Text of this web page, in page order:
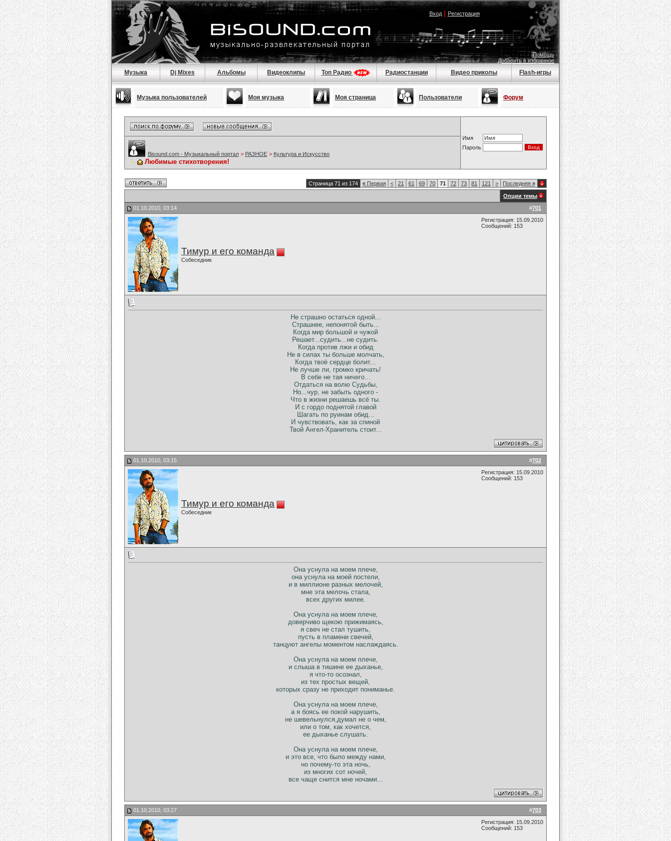
Вход| Регистрация
Помощь
Добавить в избранное
Музыка Dj Mixes Альбомы Видеоклипы Топ Радио Радиостанции Видео приколы Flash-игры
Музыка пользователей Моя музыка Моя страница Пользователи Форум
Имя
Пароль
Bisound.com - Музыкальный портал > РАЗНОЕ > Культура и Искусство
Любимые стихотворения!
Страница 71 из 174 « Первая < 21 61 69 70 71 72 73 81 121 > Последняя »
Опции темы
#701
01.10.2010, 03:14
Тимур и его команда
Собеседник
Регистрация: 15.09.2010
Сообщений: 153
Не страшно остаться одной...
Страшнее, непонятой быть...
Когда мир большой и чужой
Решает...судить...не судить.
Когда против лжи и обид
Не в силах ты больше молчать,
Когда твоё сердце болит...
Не лучше ли, громко кричать!
В себе не тая ничего...
Отдаться на волю Судьбы,
Но...чур, не забыть одного -
Что в жизни решаешь всё ты.
И с гордо поднятой главой
Шагать по руинам обид...
И чувствовать, как за спиной
Твой Ангел-Хранитель стоит...
#702
01.10.2010, 03:15
Тимур и его команда
Собеседник
Регистрация: 15.09.2010
Сообщений: 153
Она уснула на моем плече,
она уснула на моей постели,
и в миллионе разных мелочей,
мне эта мелочь стала,
всех других милее.
Она уснула на моем плече,
доверчиво щекою прижимаясь,
я свеч не стал тушить,
пусть в пламени свечей,
танцуют ангелы моментом наслаждаясь.
Она уснула на моем плече,
и слыша в тишине ее дыханье,
я что-то осознал,
из тех простых вещей,
которых сразу не приходит пониманье.
Она уснула на моем плече,
а я боясь ее покой нарушить,
не шевельнулся,думал не о чем,
или о том, как хочется,
ее дыханье слушать.
Она уснула на моем плече,
и это все, что было между нами,
но почему-то эта ночь,
из многих сот ночей,
все чаще снится мне ночами...
#703
01.10.2010, 03:27
Регистрация: 15.09.2010
Сообщений: 153